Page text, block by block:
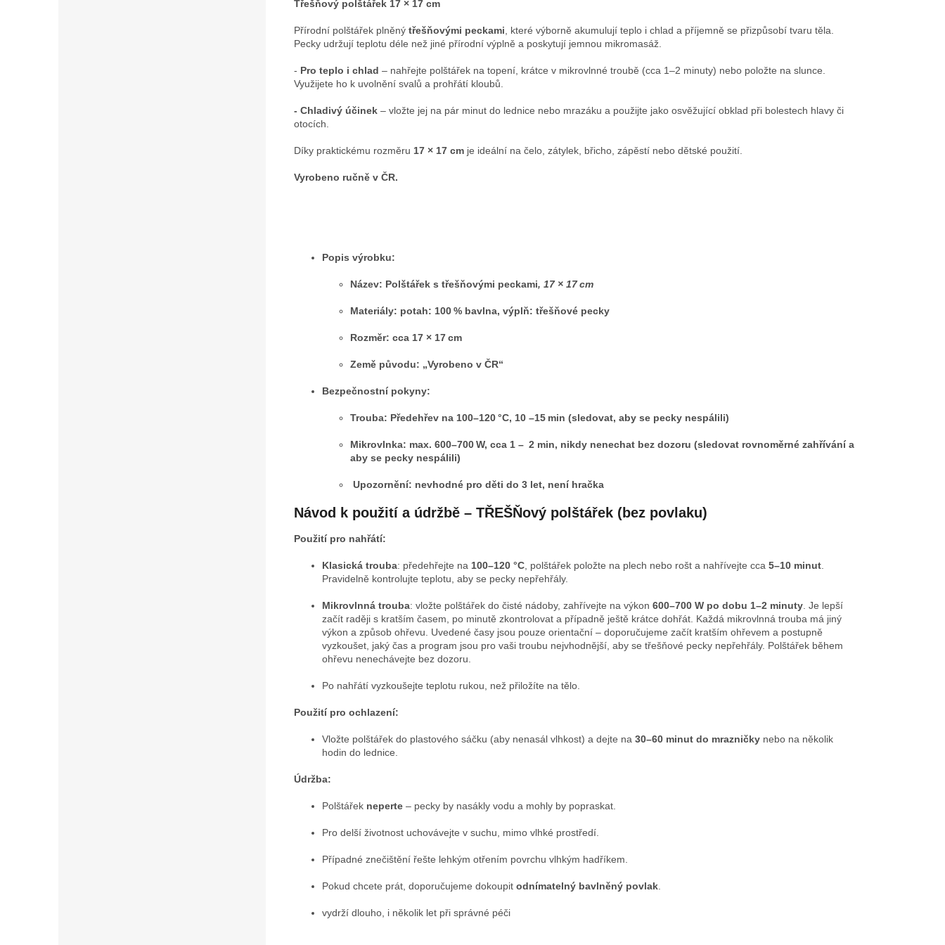
Třešňový polštářek 17 × 17 cm
Přírodní polštářek plněný třešňovými peckami , které výborně akumulují teplo i chlad a příjemně se přizpůsobí tvaru těla.
Pecky udržují teplotu déle než jiné přírodní výplně a poskytují jemnou mikromasáž.
- Pro teplo i chlad – nahřejte polštářek na topení, krátce v mikrovlnné troubě (cca 1–2 minuty) nebo položte na slunce.
Využijete ho k uvolnění svalů a prohřátí kloubů.
- Chladivý účinek – vložte jej na pár minut do lednice nebo mrazáku a použijte jako osvěžující obklad při bolestech hlavy či
otocích.
Díky praktickému rozměru 17 × 17 cm je ideální na čelo, zátylek, břicho, zápěstí nebo dětské použití.
Vyrobeno ručně v ČR.
Popis výrobku:
Název: Polštářek s třešňovými peckami, 17 × 17 cm
Materiály: potah: 100 % bavlna, výplň: třešňové pecky
Rozměr: cca 17 × 17 cm
Země původu: „Vyrobeno v ČR“
Bezpečnostní pokyny:
Trouba: Předehřev na 100–120 °C, 10 –15 min (sledovat, aby se pecky nespálili)
Mikrovlnka: max. 600–700 W, cca 1 – 2 min, nikdy nenechat bez dozoru (sledovat rovnoměrné zahřívání a
aby se pecky nespálili)
Upozornění: nevhodné pro děti do 3 let, není hračka
Návod k použití a údržbě – TŘEŠŇový polštářek (bez povlaku)
Použití pro nahřátí:
Klasická trouba: předehřejte na 100–120 °C , polštářek položte na plech nebo rošt a nahřívejte cca 5–10 minut
Pravidelně kontrolujte teplotu, aby se pecky nepřehřály.
Mikrovlnná trouba: vložte polštářek do čisté nádoby, zahřívejte na výkon 600–700 W po dobu 1–2 minuty . Je lepší
začít raději s kratším časem, po minutě zkontrolovat a případně ještě krátce dohřát. Každá mikrovlnná trouba má jiný
výkon a způsob ohřevu. Uvedené časy jsou pouze orientační – doporučujeme začít kratším ohřevem a postupně
vyzkoušet, jaký čas a program jsou pro vaši troubu nejvhodnější, aby se třešňové pecky nepřehřály. Polštářek během
ohřevu nenechávejte bez dozoru.
Po nahřátí vyzkoušejte teplotu rukou, než přiložíte na tělo.
Použití pro ochlazení:
Vložte polštářek do plastového sáčku (aby nenasál vlhkost) a dejte na 30–60 minut do mrazničky nebo na několik
hodin do lednice.
Údržba:
Polštářek neperte – pecky by nasákly vodu a mohly by popraskat.
Pro delší životnost uchovávejte v suchu, mimo vlhké prostředí.
Případné znečištění řešte lehkým otřením povrchu vlhkým hadříkem.
Pokud chcete prát, doporučujeme dokoupit odnímatelný bavlněný povlak
vydrží dlouho, i několik let při správné péči